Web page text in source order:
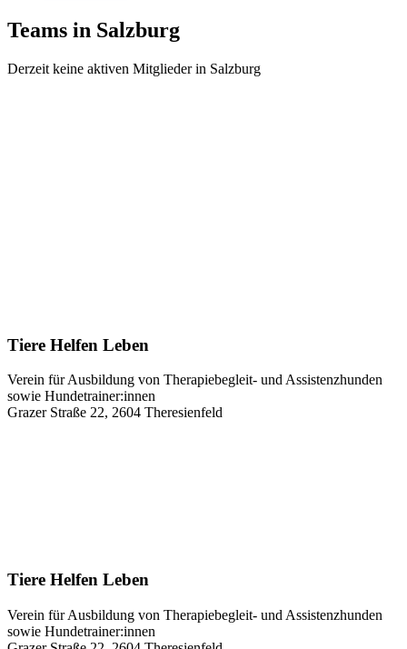
Teams in Salzburg
Derzeit keine aktiven Mitglieder in Salzburg
Tiere Helfen Leben
Verein für Ausbildung von Therapiebegleit- und Assistenzhunden
sowie Hundetrainer:innen
Grazer Straße 22, 2604 Theresienfeld
Tiere Helfen Leben
Verein für Ausbildung von Therapiebegleit- und Assistenzhunden
sowie Hundetrainer:innen